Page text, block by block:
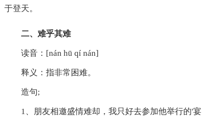
于登天。
二、难乎其难
读音：[nán hū qí nán]
释义：指非常困难。
造句;
1、朋友相邀盛情难却，我只好去参加他举行的'宴